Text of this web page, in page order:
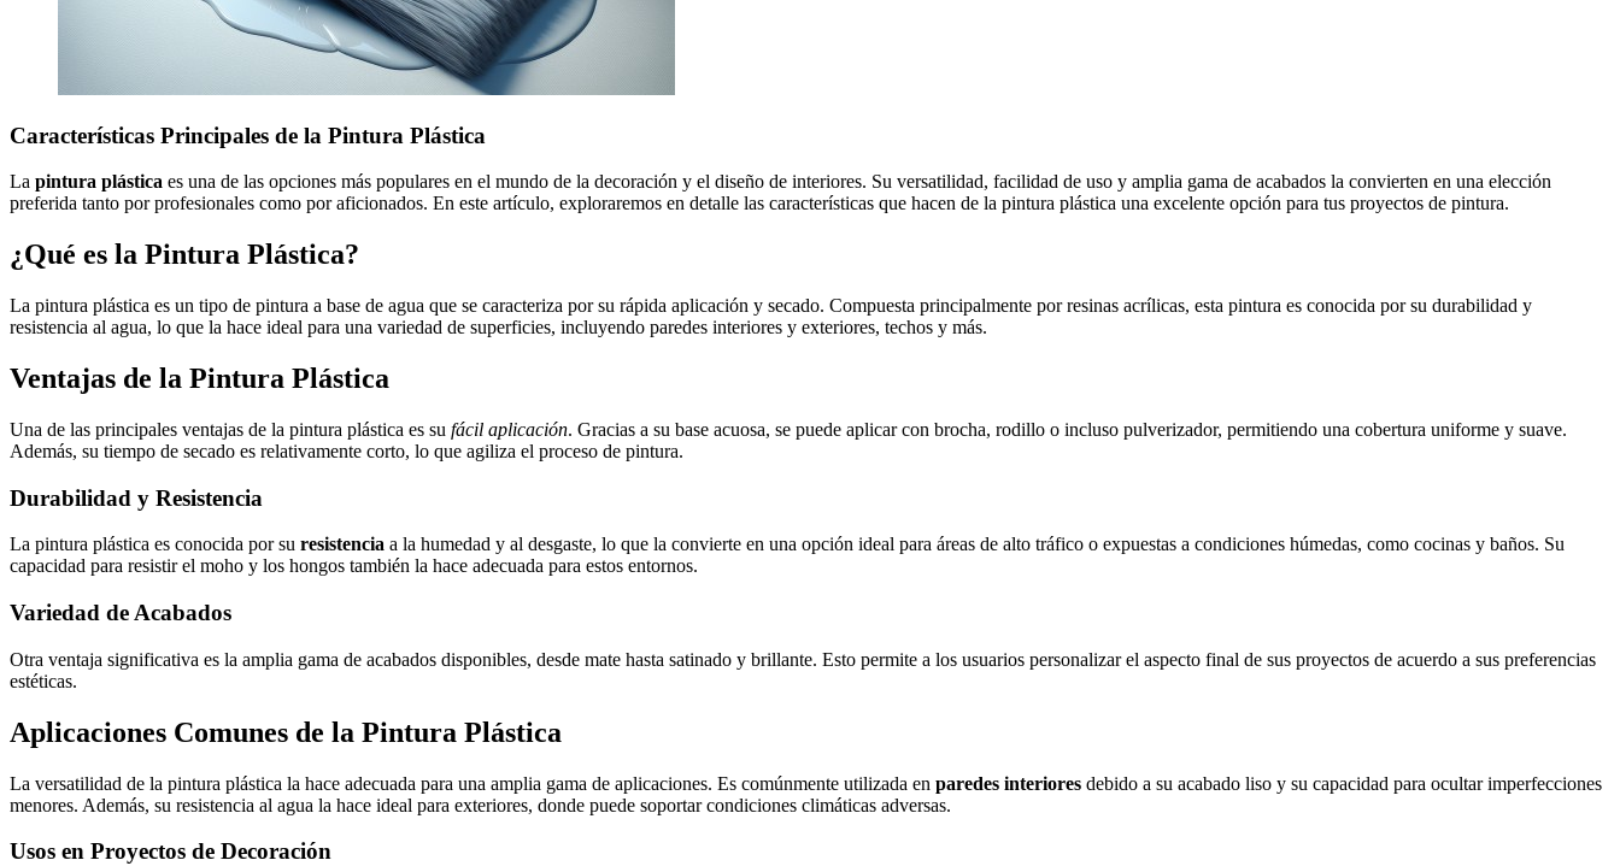
Características Principales de la Pintura Plástica
La pintura plástica es una de las opciones más populares en el mundo de la decoración y el diseño de interiores. Su versatilidad, facilidad de uso y amplia gama de acabados la convierten en una elección
preferida tanto por profesionales como por aficionados. En este artículo, exploraremos en detalle las características que hacen de la pintura plástica una excelente opción para tus proyectos de pintura.
¿Qué es la Pintura Plástica?
La pintura plástica es un tipo de pintura a base de agua que se caracteriza por su rápida aplicación y secado. Compuesta principalmente por resinas acrílicas, esta pintura es conocida por su durabilidad y
resistencia al agua, lo que la hace ideal para una variedad de superficies, incluyendo paredes interiores y exteriores, techos y más.
Ventajas de la Pintura Plástica
Una de las principales ventajas de la pintura plástica es su fácil aplicación. Gracias a su base acuosa, se puede aplicar con brocha, rodillo o incluso pulverizador, permitiendo una cobertura uniforme y suave.
Además, su tiempo de secado es relativamente corto, lo que agiliza el proceso de pintura.
Durabilidad y Resistencia
La pintura plástica es conocida por su resistencia a la humedad y al desgaste, lo que la convierte en una opción ideal para áreas de alto tráfico o expuestas a condiciones húmedas, como cocinas y baños. Su
capacidad para resistir el moho y los hongos también la hace adecuada para estos entornos.
Variedad de Acabados
Otra ventaja significativa es la amplia gama de acabados disponibles, desde mate hasta satinado y brillante. Esto permite a los usuarios personalizar el aspecto final de sus proyectos de acuerdo a sus preferencias
estéticas.
Aplicaciones Comunes de la Pintura Plástica
La versatilidad de la pintura plástica la hace adecuada para una amplia gama de aplicaciones. Es comúnmente utilizada en paredes interiores debido a su acabado liso y su capacidad para ocultar imperfecciones
menores. Además, su resistencia al agua la hace ideal para exteriores, donde puede soportar condiciones climáticas adversas.
Usos en Proyectos de Decoración